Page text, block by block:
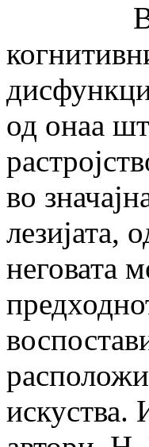
Во
од онаа
во
лезијата,
неговата
искуства.